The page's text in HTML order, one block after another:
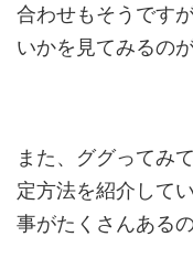
合わせもそうです
いかを見てみるの
また、ググってみ
定方法を紹介して
事がたくさんある